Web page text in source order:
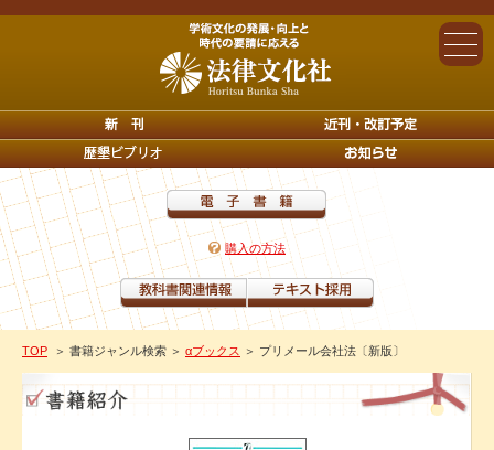
購入の方法
TOP ＞ 書籍ジャンル検索 ＞ αブックス ＞ プリメール会社法〔新版〕